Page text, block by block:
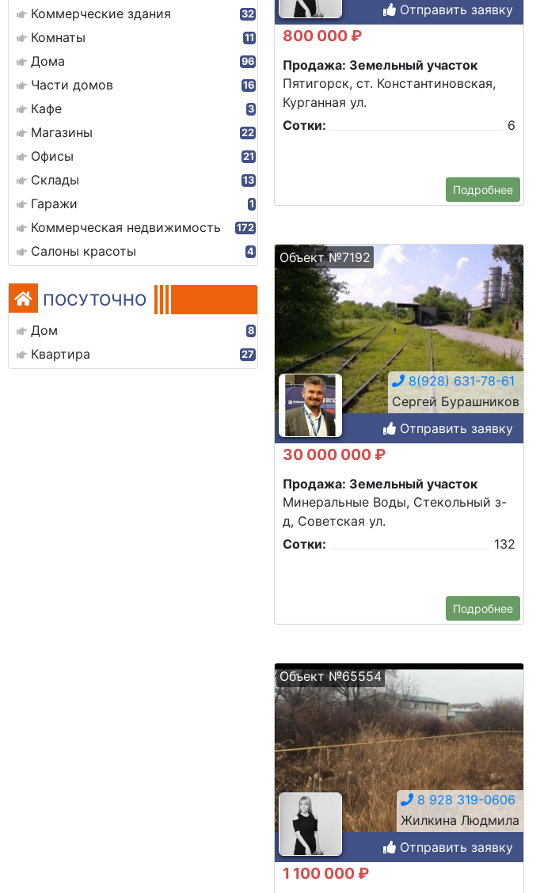
Коммерческие здания 32
Комнаты 11
Дома 96
Части домов 16
Кафе 3
Магазины 22
Офисы 21
Склады 13
Гаражи 1
Коммерческая недвижимость 172
Салоны красоты 4
ПОСУТОЧНО
Дом 8
Квартира 27
Отправить заявку
800 000 ₽
Продажа: Земельный участок
Пятигорск, ст. Константиновская,
Курганная ул.
Сотки:
6
Подробнее
Объект №7192
8(928) 631-78-61
Сергей Бурашников
Отправить заявку
30 000 000 ₽
Продажа: Земельный участок
Минеральные Воды, Стекольный з-
д, Советская ул.
Сотки:
132
Подробнее
Объект №65554
8 928 319-0606
Жилкина Людмила
Отправить заявку
1 100 000 ₽